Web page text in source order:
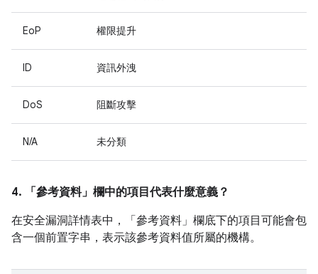
EoP 權限提升
ID 資訊外洩
DoS 阻斷攻擊
N/A 未分類
4. 「參考資料」 欄中的項目代表什麼意義？
在安全漏洞詳情表中，「參考資料」 欄底下的項目可能會包
含一個前置字串，表示該參考資料值所屬的機構。